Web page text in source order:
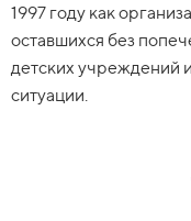
1997 году как
оставшихся без
детских учреждений
ситуации.